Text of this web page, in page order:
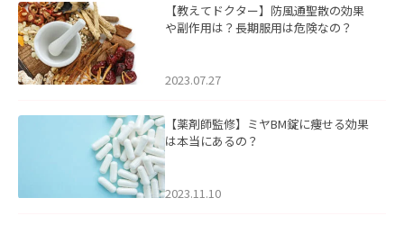
【教えてドクター】防風通聖散の効果
や副作用は？長期服用は危険なの？
2023.07.27
【薬剤師監修】ミヤBM錠に痩せる効果
は本当にあるの？
2023.11.10